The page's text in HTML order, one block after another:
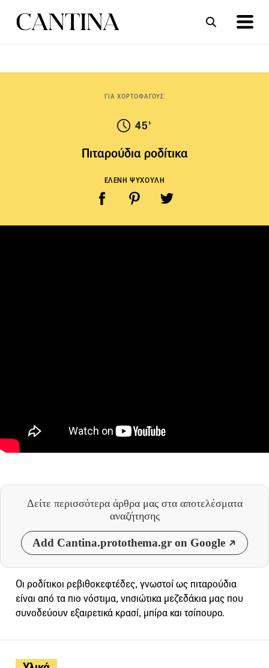
ΓΙΑ ΧΟΡΤΟΦΑΓΟΥΣ
45'
Πιταρούδια ροδίτικα
ΕΛΕΝΗ ΨΥΧΟΥΛΗ
Δείτε περισσότερα άρθρα μας στα αποτελέσματα
αναζήτησης
Add Cantina.protothema.gr on Google
Οι ροδίτικοι ρεβιθοκεφτέδες, γνωστοί ως πιταρούδια
είναι από τα πιο νόστιμα, νησιώτικα μεζεδάκια μας που
συνοδεύουν εξαιρετικά κρασί, μπίρα και τσίπουρο.